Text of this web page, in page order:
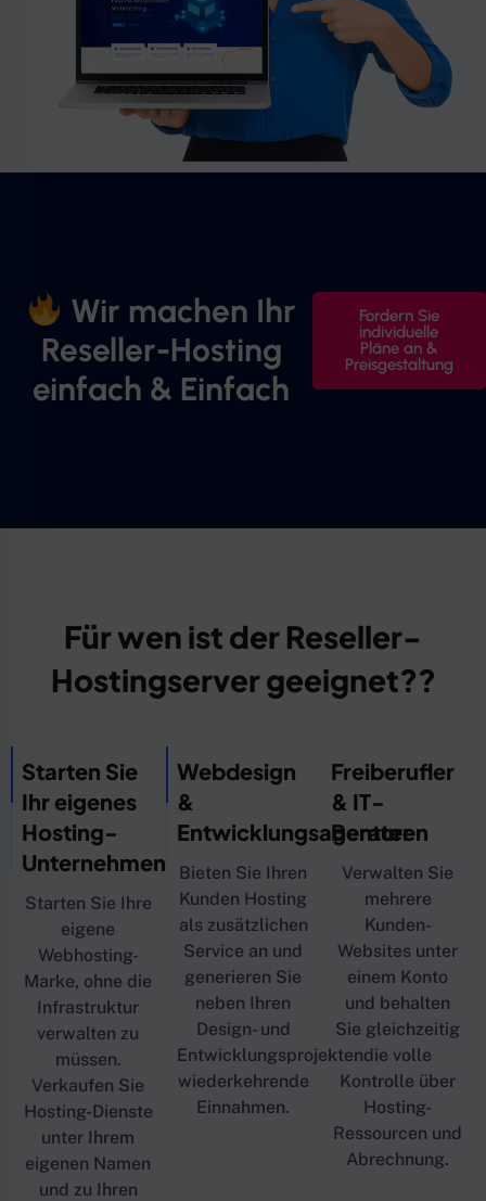
Wir machen Ihr
Reseller-Hosting
einfach & Einfach
Fordern Sie
individuelle
Pläne an &
Preisgestaltung
Für wen ist der Reseller-
Hostingserver geeignet??
Starten Sie
Ihr eigenes
Hosting-
Unternehmen
Starten Sie Ihre
eigene
Webhosting-
Marke, ohne die
Infrastruktur
verwalten zu
müssen.
Verkaufen Sie
Hosting-Dienste
unter Ihrem
eigenen Namen
und zu Ihren
Webdesign
&
Entwicklungsagenturen
Bieten Sie Ihren
Kunden Hosting
als zusätzlichen
Service an und
generieren Sie
neben Ihren
Design- und
Entwicklungsprojekten
wiederkehrende
Einnahmen.
Freiberufler
& IT-
Berater
Verwalten Sie
mehrere
Kunden-
Websites unter
einem Konto
und behalten
Sie gleichzeitig
die volle
Kontrolle über
Hosting-
Ressourcen und
Abrechnung.